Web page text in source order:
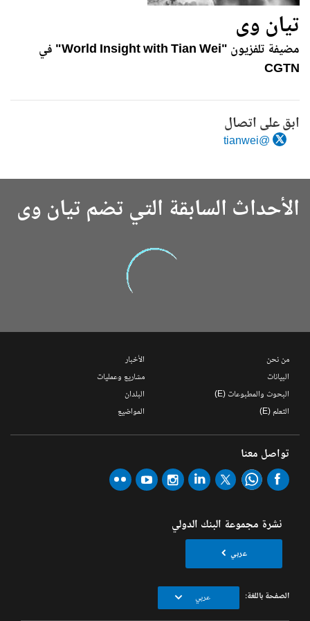
تيان وى
مضيفة تلفزيون "World Insight with Tian Wei" في
CGTN
ابق على اتصال
@tianwei
الأحداث السابقة التي تضم تيان وى
من نحن
البيانات
البحوث والمطبوعات (E)
التعلم (E)
الأخبار
مشاريع وعمليات
البلدان
المواضيع
تواصل معنا
نشرة مجموعة البنك الدولي
عربي
الصفحة باللغة: عربي